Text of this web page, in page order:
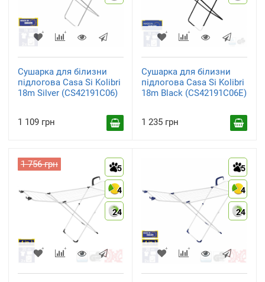
Сушарка для білизни
підлогова Casa Si Kolibri
18m Silver (CS42191C06)
1 109 грн
Сушарка для білизни
підлогова Casa Si Kolibri
18m Black (CS42191C06E)
1 235 грн
5
4
24
1 756 грн 5
4
24